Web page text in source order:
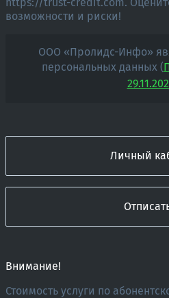
возможности и риски!
ООО «Пролидс-Инфо»
персональных данных (
Личный
Внимание!
Стоимость услуги по